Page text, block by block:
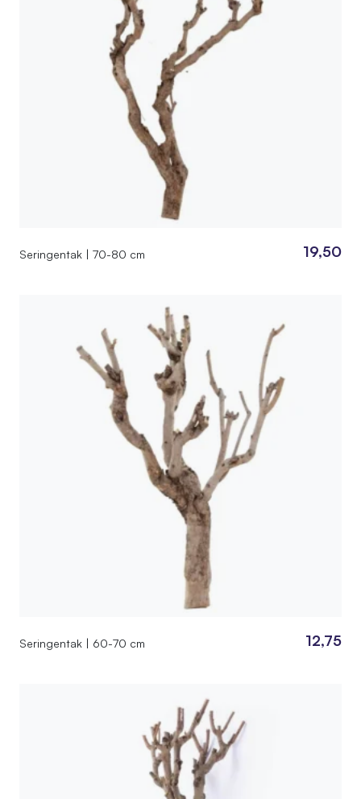
Seringentak | 70-80 cm 19,50
Seringentak | 60-70 cm 12,75